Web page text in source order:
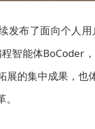
发布了面向个人
智能体BoCoder
展的集中成果，